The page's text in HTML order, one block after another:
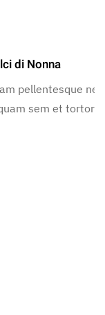
di Nonna
pellentesque
sem et tortor.